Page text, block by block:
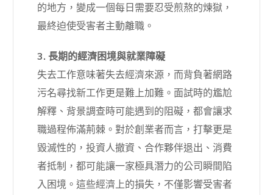
的地方，變成一個每日需要忍受煎熬的煉獄，
最終迫使受害者主動離職。
3. 長期的經濟困境與就業障礙
失去工作意味著失去經濟來源，而背負著網路
污名尋找新工作更是難上加難。面試時的尷尬
解釋、背景調查時可能遇到的阻礙，都會讓求
職過程佈滿荊棘。對於創業者而言，打擊更是
毀滅性的，投資人撤資、合作夥伴退出、消費
者抵制，都可能讓一家極具潛力的公司瞬間陷
入困境。這些經濟上的損失，不僅影響受害者